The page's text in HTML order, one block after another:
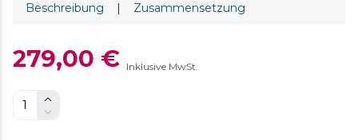
Beschreibung | Zusammensetzung
279,00 € Inklusive MwSt.